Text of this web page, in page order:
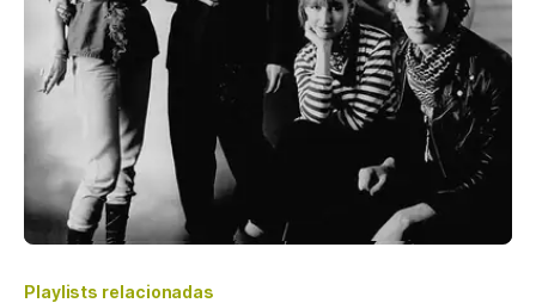
Playlists relacionadas